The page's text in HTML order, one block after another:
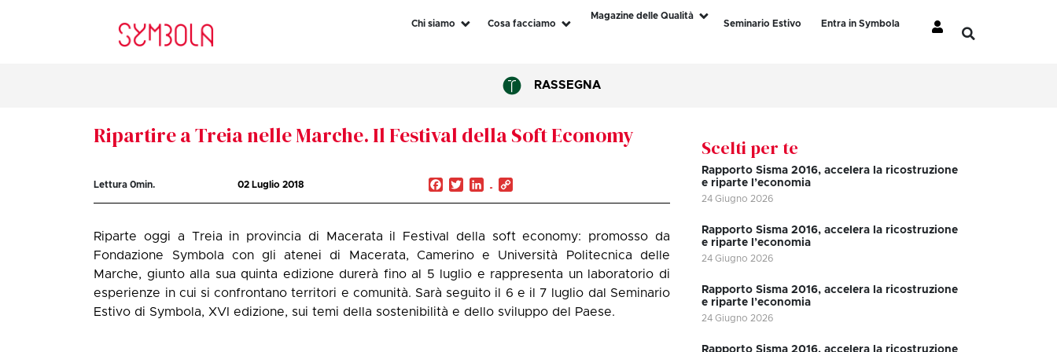
Chi siamo Cosa facciamo
Magazine delle Qualità
Seminario Estivo
Entra in Symbola
RASSEGNA
Ripartire a Treia nelle Marche. Il Festival della Soft Economy
Lettura0min. 02 Luglio 2018 Facebook
TwitterLinkedIn
Riparte oggi a Treia in provincia di Macerata il Festival della soft economy: promosso da
Fondazione Symbola con gli atenei di Macerata, Camerino e Università Politecnica delle
Marche, giunto alla sua quinta edizione durerà fino al 5 luglio e rappresenta un laboratorio di
esperienze in cui si confrontano territori e comunità. Sarà seguito il 6 e il 7 luglio dal Seminario
Estivo di Symbola, XVI edizione, sui temi della sostenibilità e dello sviluppo del Paese.
Scelti per te
Rapporto Sisma 2016, accelera la ricostruzione
e riparte l’economia
24 Giugno 2026
Rapporto Sisma 2016, accelera la ricostruzione
e riparte l’economia
24 Giugno 2026
Rapporto Sisma 2016, accelera la ricostruzione
e riparte l’economia
24 Giugno 2026
Rapporto Sisma 2016, accelera la ricostruzione